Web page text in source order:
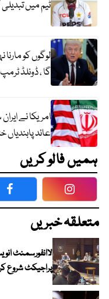
ٹیم میں
لوگوں کو مارنا
گا ، ڈونلڈ ٹرمپ
عائد پابندیاں
ہمیں فالو کریں
Facebook
متعلقہ خبریں
لاانفورسمنٹ
پراجیکٹ شروع